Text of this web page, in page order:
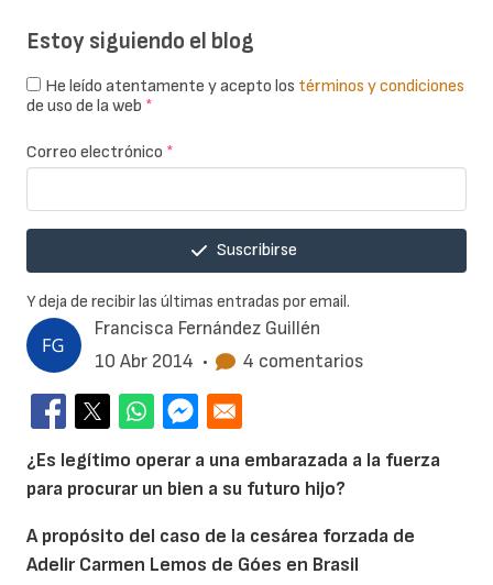
Francisca Fernández Guillén
10 Abr 2014 • 4 comentarios
¿Es legítimo operar a una embarazada a la fuerza
para procurar un bien a su futuro hijo?
A propósito del caso de la cesárea forzada de
Adelir Carmen Lemos de Góes en Brasil
Estoy siguiendo el blog
He leído atentamente y acepto los términos y condiciones
de uso de la web *
Correo electrónico *
Suscribirse
Y deja de recibir las últimas entradas por email.